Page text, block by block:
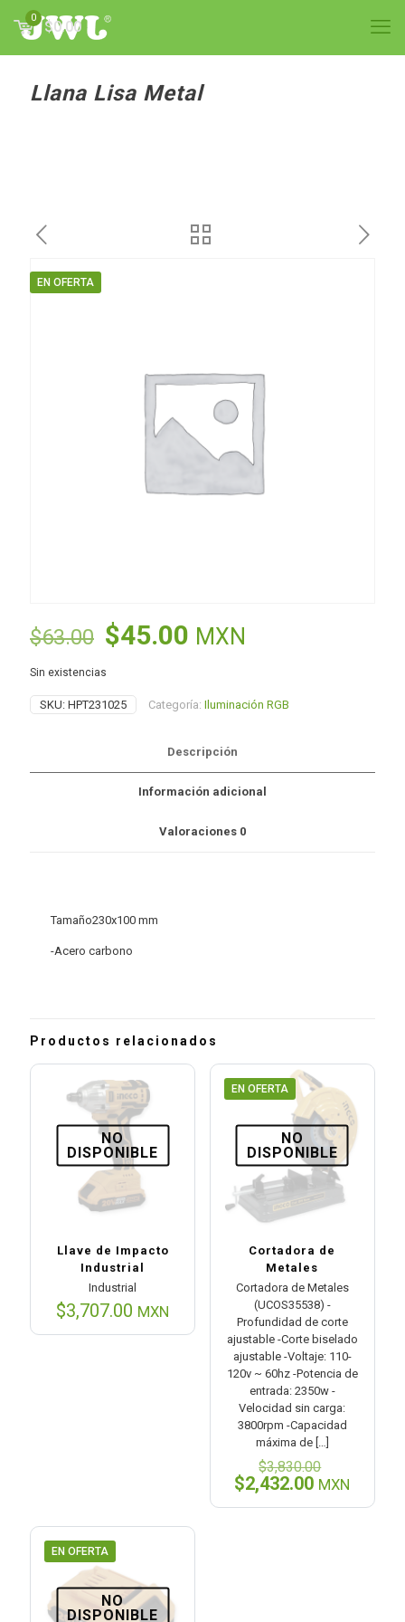
0
$0.00
Llana Lisa Metal
EN OFERTA
$63.00 El
precio
original
era:
$63.00.
$45.00 El
es:
$45.00.
MXN
Sin existencias
SKU: HPT231025 Categoría: Iluminación RGB
Descripción
Información adicional
Valoraciones 0
Tamaño230x100 mm
-Acero carbono
Productos relacionados
NO
DISPONIBLE
Llave de Impacto
Industrial
Industrial
$3,707.00 MXN
EN OFERTA
NO
DISPONIBLE
Cortadora de
Metales
Cortadora de Metales
(UCOS35538) -
Profundidad de corte
ajustable -Corte biselado
ajustable -Voltaje: 110-
120v ~ 60hz -Potencia de
entrada: 2350w -
Velocidad sin carga:
3800rpm -Capacidad
máxima de[…]
$3,830.00
precio
original
$2,432.00ElMXN
EN OFERTA
NO
DISPONIBLE